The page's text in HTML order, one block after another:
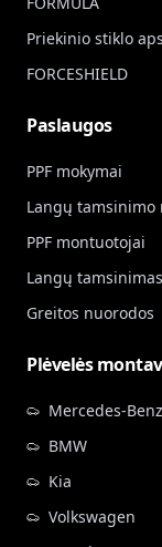
Priekinio stiklo
FORCESHIELD
Paslaugos
PPF mokymai
Langų tamsinimo
PPF montuotojai
Langų tamsinimas
Greitos nuorodos
Plėvelės
Mercedes-Benz
BMW
Kia
Volkswagen